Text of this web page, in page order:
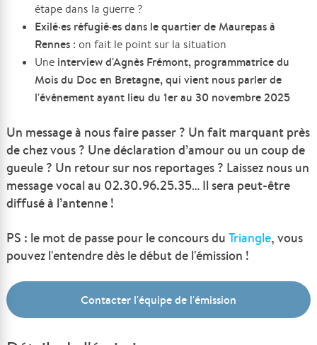
étape dans la guerre ?
Exilé·es réfugié·es dans le quartier de Maurepas à
Rennes : on fait le point sur la situation
Une interview d'Agnès Frémont, programmatrice du
Mois du Doc en Bretagne, qui vient nous parler de
l'événement ayant lieu du 1er au 30 novembre 2025
Un message à nous faire passer ? Un fait marquant près
de chez vous ? Une déclaration d’amour ou un coup de
gueule ? Un retour sur nos reportages ? Laissez nous un
message vocal au 02.30.96.25.35… Il sera peut-être
diffusé à l’antenne !
PS : le mot de passe pour le concours duTriangle, vous
pouvez l'entendre dès le début de l'émission !
Contacter l'équipe de l'émission